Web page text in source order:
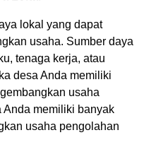
lokal yang dapat
usaha. Sumber daya
tenaga kerja, atau
desa Anda memiliki
usaha
Anda memiliki banyak
usaha pengolahan